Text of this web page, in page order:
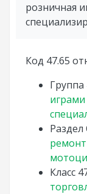
розничная
Код 47.65
Группа
Раздел
Класс